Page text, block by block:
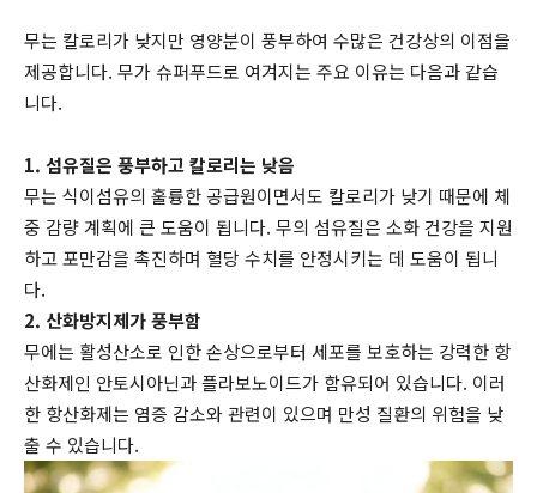
무는 칼로리가 낮지만 영양분이 풍부하여 수많은 건강상의 이점을
제공합니다. 무가 슈퍼푸드로 여겨지는 주요 이유는 다음과 같습
니다.
1. 섬유질은 풍부하고 칼로리는 낮음
무는 식이섬유의 훌륭한 공급원이면서도 칼로리가 낮기 때문에 체
중 감량 계획에 큰 도움이 됩니다. 무의 섬유질은 소화 건강을 지원
하고 포만감을 촉진하며 혈당 수치를 안정시키는 데 도움이 됩니
다.
2. 산화방지제가 풍부함
무에는 활성산소로 인한 손상으로부터 세포를 보호하는 강력한 항
산화제인 안토시아닌과 플라보노이드가 함유되어 있습니다. 이러
한 항산화제는 염증 감소와 관련이 있으며 만성 질환의 위험을 낮
출 수 있습니다.